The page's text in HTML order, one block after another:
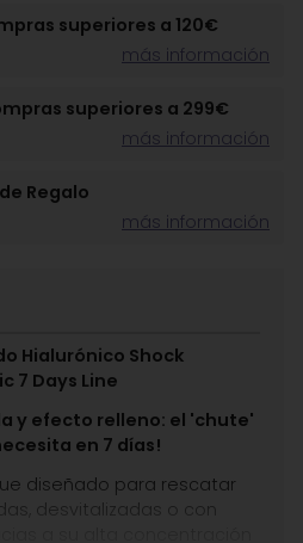
superiores a 120€
más información
superiores a 299€
más información
Regalo
más información
Hialurónico Shock
7 Days Line
y efecto relleno: el 'chute'
en 7 días!
diseñado para rescatar
desvitalizadas o con